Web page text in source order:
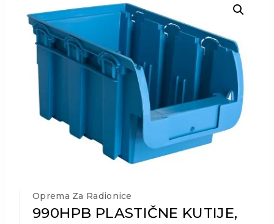
Oprema Za Radionice
990HPB PLASTIČNE KUTIJE,